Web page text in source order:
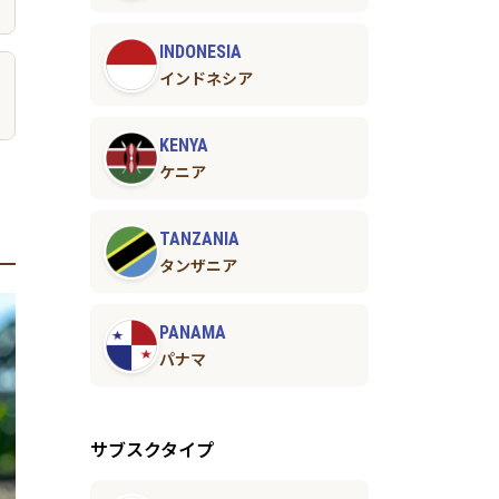
INDONESIA
インドネシア
KENYA
ケニア
TANZANIA
タンザニア
PANAMA
パナマ
サブスクタイプ